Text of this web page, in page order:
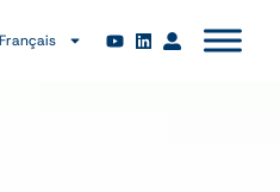
Français